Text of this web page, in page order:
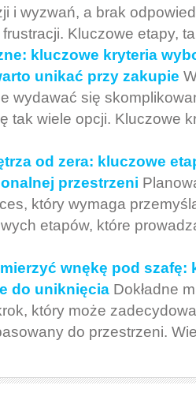
i wyzwań, a brak
Kluczowe etapy,
kluczowe kryteria
unikać przy zakupie
wydawać się
tak wiele opcji. Kluczowe
od zera: kluczowe
przestrzeni
który wymaga
etapów, które
wnękę pod szafę:
do uniknięcia Dokładne
który może
do przestrzeni.